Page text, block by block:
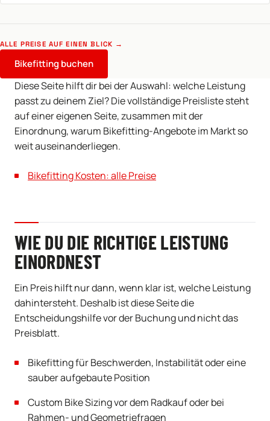
ALLE PREISE AUF EINEN BLICK →
Bikefitting buchen
Diese Seite hilft dir bei der Auswahl: welche Leistung
passt zu deinem Ziel? Die vollständige Preisliste steht
auf einer eigenen Seite, zusammen mit der
Einordnung, warum Bikefitting-Angebote im Markt so
weit auseinanderliegen.
Bikefitting Kosten: alle Preise
WIE DU DIE RICHTIGE LEISTUNG
EINORDNEST
Ein Preis hilft nur dann, wenn klar ist, welche Leistung
dahintersteht. Deshalb ist diese Seite die
Entscheidungshilfe vor der Buchung und nicht das
Preisblatt.
Bikefitting für Beschwerden, Instabilität oder eine
sauber aufgebaute Position
Custom Bike Sizing vor dem Radkauf oder bei
Rahmen- und Geometriefragen